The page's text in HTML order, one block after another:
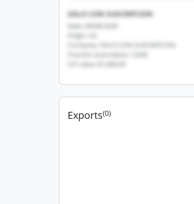
SOLO CON SUSCRIPCION
Date: 09/08/2026
Origin: US
Company: SOLO CON SUSCRIPCION
Fracción arancelaria: 12345
CIF value: $1,000.00
Exports(0)